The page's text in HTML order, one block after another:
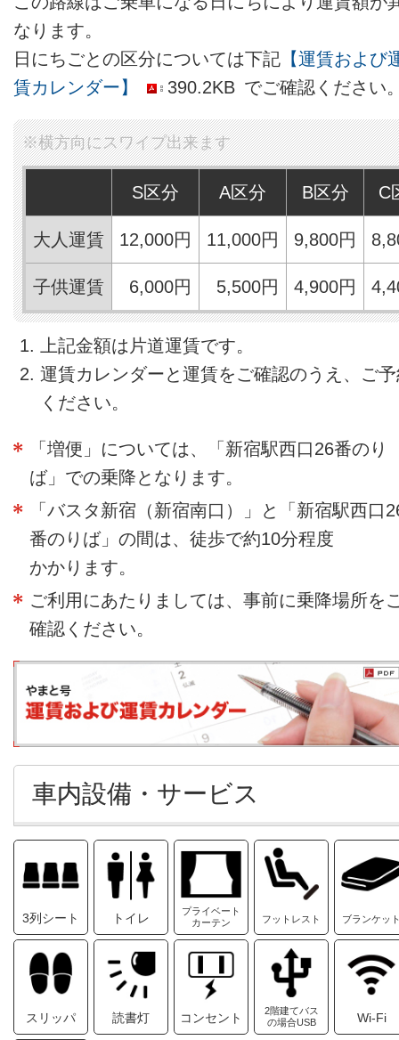
なります。
日にちごとの区分については下記 【運賃および
賃カレンダー】
390.2KB でご確認ください
S区分 A区分 B区分 C
大人運賃 12,000円 11,000円 9,800円
子供運賃 6,000円 5,500円 4,900円
上記金額は片道運賃です。
運賃カレンダーと運賃をご確認のうえ、ご
ください。
「増便」については、「新宿駅西口26番のり
ば」での乗降と なります。
「バスタ新宿（新宿南口）」と「新宿駅西口
番のりば」の間は、徒歩で約10分程度
かかります。
ご利用にあたりましては、事前に乗降場所を
確認 ください。
車内設備・サービス
3列シート トイレ
プライベート
カーテン
フットレスト ブランケッ
スリッパ 読書灯 コンセント
2階建てバス
の場合USB
Wi-Fi